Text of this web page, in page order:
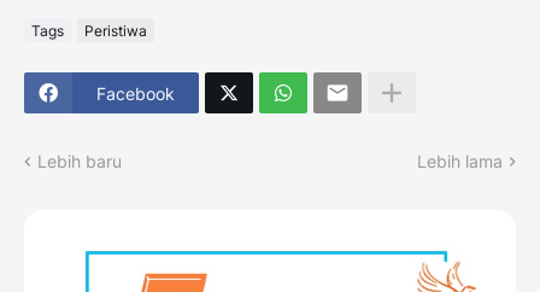
Tags Peristiwa
Facebook
Lebih baru Lebih lama